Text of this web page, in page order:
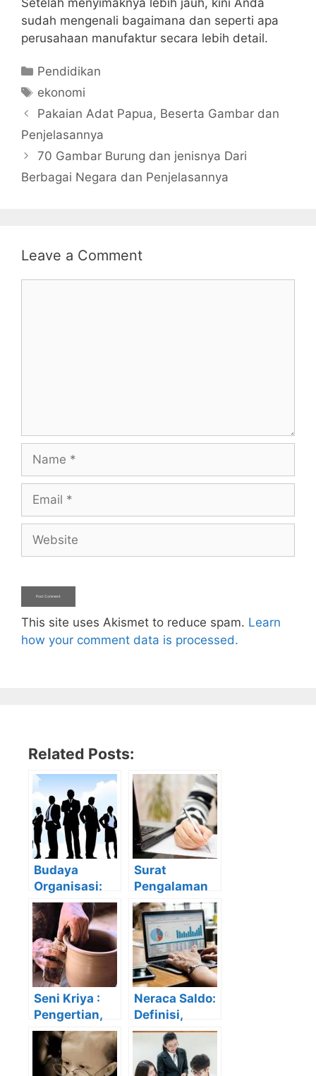
Setelah menyimaknya lebih jauh, kini Anda
sudah mengenali bagaimana dan seperti apa
perusahaan manufaktur secara lebih detail.
Categories
Pendidikan
Tags
ekonomi
Pakaian Adat Papua, Beserta Gambar dan
Penjelasannya
70 Gambar Burung dan jenisnya Dari
Berbagai Negara dan Penjelasannya
Leave a Comment
This site uses Akismet to reduce spam. Learn
how your comment data is processed.
Related Posts:
Budaya
Organisasi:
Pengertian,
Fungsi, Jenis,
Karakteristik
dan
contohnya
Surat
Pengalaman
Kerja: Fungsi,
Struktur dan
Contohnya
Seni Kriya :
Pengertian,
Sejarah,
Jenis, Fungsi
dan
Neraca Saldo:
Definisi,
Fungsi, Cara
Membuat
beserta